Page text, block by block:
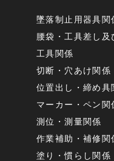
墜落制止用器具関
腰袋・工具差し
工具関係
切断・穴あけ関係
位置出し・締め具
マーカー・ペン関
測位・測量関係
作業補助・補修関
塗り・慣らし関係